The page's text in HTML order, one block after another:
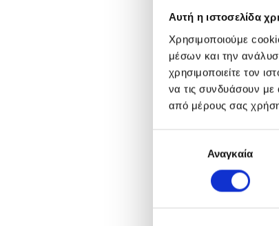
Αυτή η ιστοσελίδα
Χρησιμοποιούμε
μέσων και την
χρησιμοποιείτε τον
να τις συνδυάσουν με
από μέρους σας
συγκατάθεσηςΑναγκαία